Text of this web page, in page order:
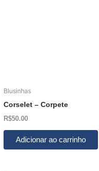
Blusinhas
Corselet – Corpete
R$50.00
Adicionar ao carrinho